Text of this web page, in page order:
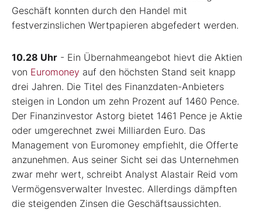
Geschäft konnten durch den Handel mit
festverzinslichen Wertpapieren abgefedert werden.
10.28 Uhr - Ein Übernahmeangebot hievt die Aktien
von Euromoney auf den höchsten Stand seit knapp
drei Jahren. Die Titel des Finanzdaten-Anbieters
steigen in London um zehn Prozent auf 1460 Pence.
Der Finanzinvestor Astorg bietet 1461 Pence je Aktie
oder umgerechnet zwei Milliarden Euro. Das
Management von Euromoney empfiehlt, die Offerte
anzunehmen. Aus seiner Sicht sei das Unternehmen
zwar mehr wert, schreibt Analyst Alastair Reid vom
Vermögensverwalter Investec. Allerdings dämpften
die steigenden Zinsen die Geschäftsaussichten.